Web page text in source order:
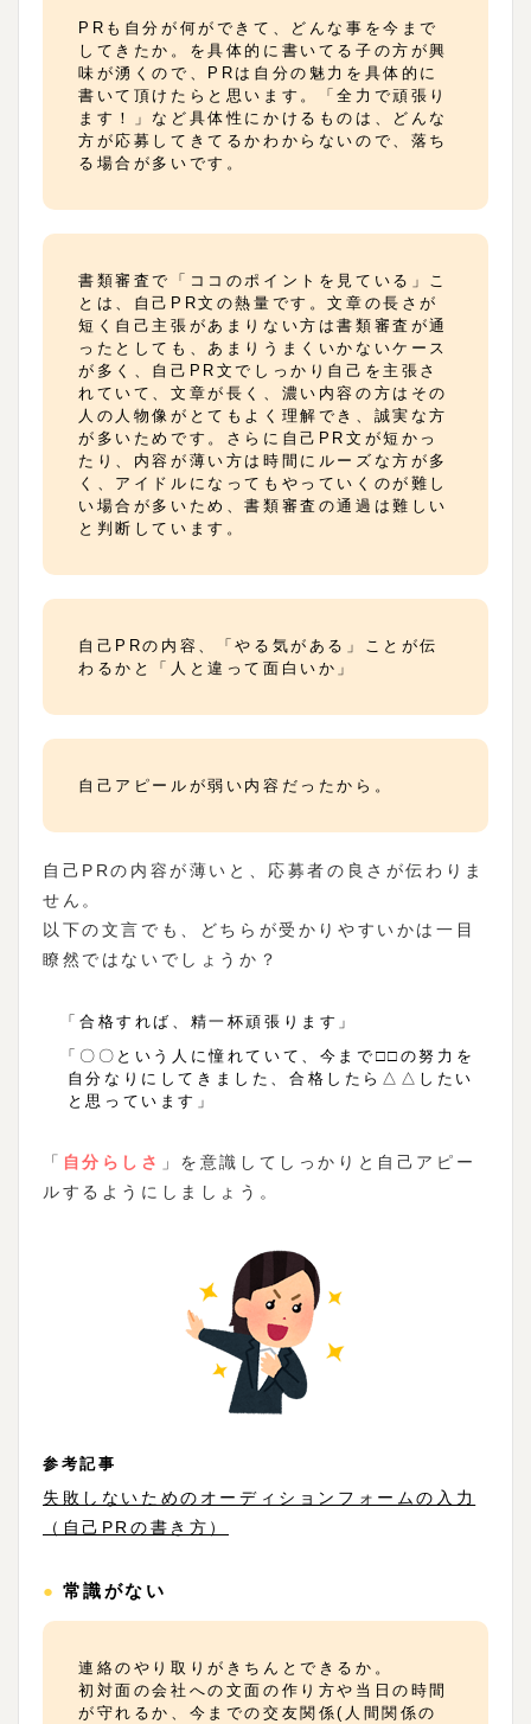
PRも自分が何ができて、どんな事を今まで
してきたか。を具体的に書いてる子の方が興
味が湧くので、PRは自分の魅力を具体的に
書いて頂けたらと思います。「全力で頑張り
ます！」など具体性にかけるものは、どんな
方が応募してきてるかわからないので、落ち
る場合が多いです。
書類審査で「ココのポイントを見ている」こ
とは、自己PR文の熱量です。文章の長さが
短く自己主張があまりない方は書類審査が通
ったとしても、あまりうまくいかないケース
が多く、自己PR文でしっかり自己を主張さ
れていて、文章が長く、濃い内容の方はその
人の人物像がとてもよく理解でき、誠実な方
が多いためです。さらに自己PR文が短かっ
たり、内容が薄い方は時間にルーズな方が多
く、アイドルになってもやっていくのが難し
い場合が多いため、書類審査の通過は難しい
と判断しています。
自己PRの内容、「やる気がある」ことが伝
わるかと「人と違って面白いか」
自己アピールが弱い内容だったから。
自己PRの内容が薄いと、応募者の良さが伝わりま
せん。
以下の文言でも、どちらが受かりやすいかは一目
瞭然ではないでしょうか？
「合格すれば、精一杯頑張ります」
「〇〇という人に憧れていて、今まで□□の努力を
自分なりにしてきました、合格したら△△したい
と思っています」
「 自分らしさ
」を意識してしっかりと自己アピー
ルするようにしましょう。
参考記事
失敗しないためのオーディションフォームの入力
（自己PRの書き方）
●常識がない
連絡のやり取りがきちんとできるか。
初対面の会社への文面の作り方や当日の時間
が守れるか、今までの交友関係(人間関係の